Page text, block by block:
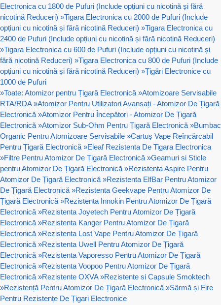
Electronica cu 1800 de Pufuri (Include opțiuni cu nicotină și fără
nicotină Reduceri) »Tigara Electronica cu 2000 de Pufuri (Include
opțiuni cu nicotină și fără nicotină Reduceri) »Tigara Electronica cu
2400 de Pufuri (Include opțiuni cu nicotină și fără nicotină Reduceri)
»Tigara Electronica cu 600 de Pufuri (Include opțiuni cu nicotină și
fără nicotină Reduceri) »Tigara Electronica cu 800 de Pufuri (Include
opțiuni cu nicotină și fără nicotină Reduceri) »Țigări Electronice cu
1000 de Pufuri
»Toate: Atomizor pentru Țigară Electronică »Atomizoare Servisabile
RTA/RDA »Atomizor Pentru Utilizatori Avansați - Atomizor De Țigară
Electronică »Atomizor Pentru Începători - Atomizor De Țigară
Electronică »Atomizor Sub-Ohm Pentru Țigară Electronică »Bumbac
Organic Pentru Atomizoare Servisabile »Cartuș Vape Reîncărcabil
Pentru Țigară Electronică »Eleaf Rezistenta De Tigara Electronica
»Filtre Pentru Atomizor De Țigară Electronică »Geamuri si Sticle
pentru Atomizor De Țigară Electronică »Rezistenta Aspire Pentru
Atomizor De Țigară Electronică »Rezistenta ElfBar Pentru Atomizor
De Țigară Electronică »Rezistenta Geekvape Pentru Atomizor De
Țigară Electronică »Rezistenta Innokin Pentru Atomizor De Țigară
Electronică »Rezistenta Joyetech Pentru Atomizor De Țigară
Electronică »Rezistenta Kanger Pentru Atomizor De Țigară
Electronică »Rezistenta Lost Vape Pentru Atomizor De Țigară
Electronică »Rezistenta Uwell Pentru Atomizor De Țigară
Electronică »Rezistenta Vaporesso Pentru Atomizor De Țigară
Electronică »Rezistenta Voopoo Pentru Atomizor De Țigară
Electronică »Rezistente OXVA »Rezistente si Capsule Smoktech
»Rezistență Pentru Atomizor De Țigară Electronică »Sârmă și Fire
Pentru Rezistențe De Țigari Electronice